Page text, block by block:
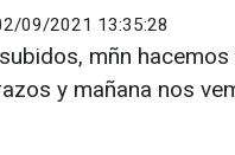
09/2021 13:35:28
mñn
y mañana nos